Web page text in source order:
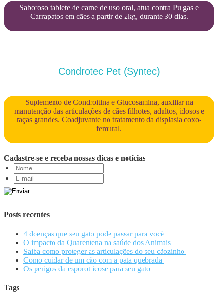
Saboroso tablete de carne de uso oral, atua contra Pulgas e
Carrapatos em cães a partir de 2kg, durante 30 dias.
Condrotec Pet (Syntec)
Suplemento de Condroitina e Glucosamina, auxiliar na
manutenção das articulações de cães filhotes, adultos, idosos e
raças grandes. Coadjuvante no tratamento da displasia coxo-
femural.
Cadastre-se e receba nossas dicas e notícias
Posts recentes
4 doenças que seu gato pode passar para você
O impacto da Quarentena na saúde dos Animais
Saiba como proteger as articulações do seu cãozinho
Como cuidar de um cão com a pata quebrada
Os perigos da esporotricose para seu gato
Tags